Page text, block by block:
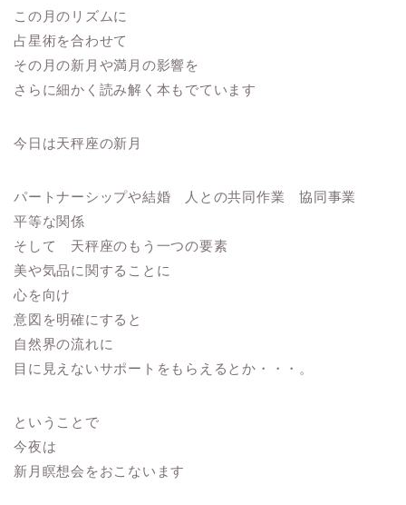
この月のリズムに
占星術を合わせて
その月の新月や満月の影響を
さらに細かく読み解く本もでています
今日は天秤座の新月
パートナーシップや結婚 人との共同作業 協同事業
平等な関係
そして 天秤座のもう一つの要素
美や気品に関することに
心を向け
意図を明確にすると
自然界の流れに
目に見えないサポートをもらえるとか・・・。
ということで
今夜は
新月瞑想会をおこないます